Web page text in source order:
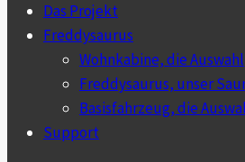
Das Projekt
Freddysaurus
Wohnkabine, die Auswahl
Freddysaurus, unser
Basisfahrzeug, die
Support